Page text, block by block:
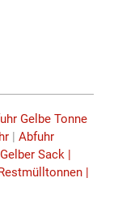
Gelbe Tonne
|Abfuhr
Gelber Sack |
|